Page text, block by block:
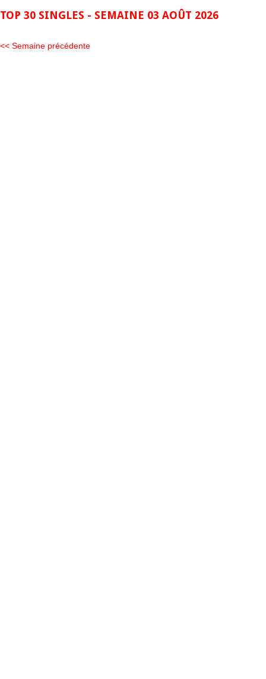
TOP 30 SINGLES - SEMAINE 03 AOÛT 2026
<< Semaine précédente